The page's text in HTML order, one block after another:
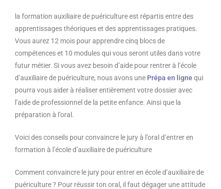
la formation auxiliaire de puériculture est répartis entre des
apprentissages théoriques et des apprentissages pratiques.
Vous aurez 12 mois pour apprendre cinq blocs de
compétences et 10 modules qui vous seront utiles dans votre
futur métier. Si vous avez besoin d’aide pour rentrer à l’école
d’auxiliaire de puériculture, nous avons une Prépa en ligne qui
pourra vous aider à réaliser entièrement votre dossier avec
l’aide de professionnel de la petite enfance. Ainsi que la
préparation à l’oral.
Voici des conseils pour convaincre le jury à l’oral d’entrer en
formation à l’école d’auxiliaire de puériculture
Comment convaincre le jury pour entrer en école d’auxiliaire de
puériculture ? Pour réussir ton oral, il faut dégager une attitude